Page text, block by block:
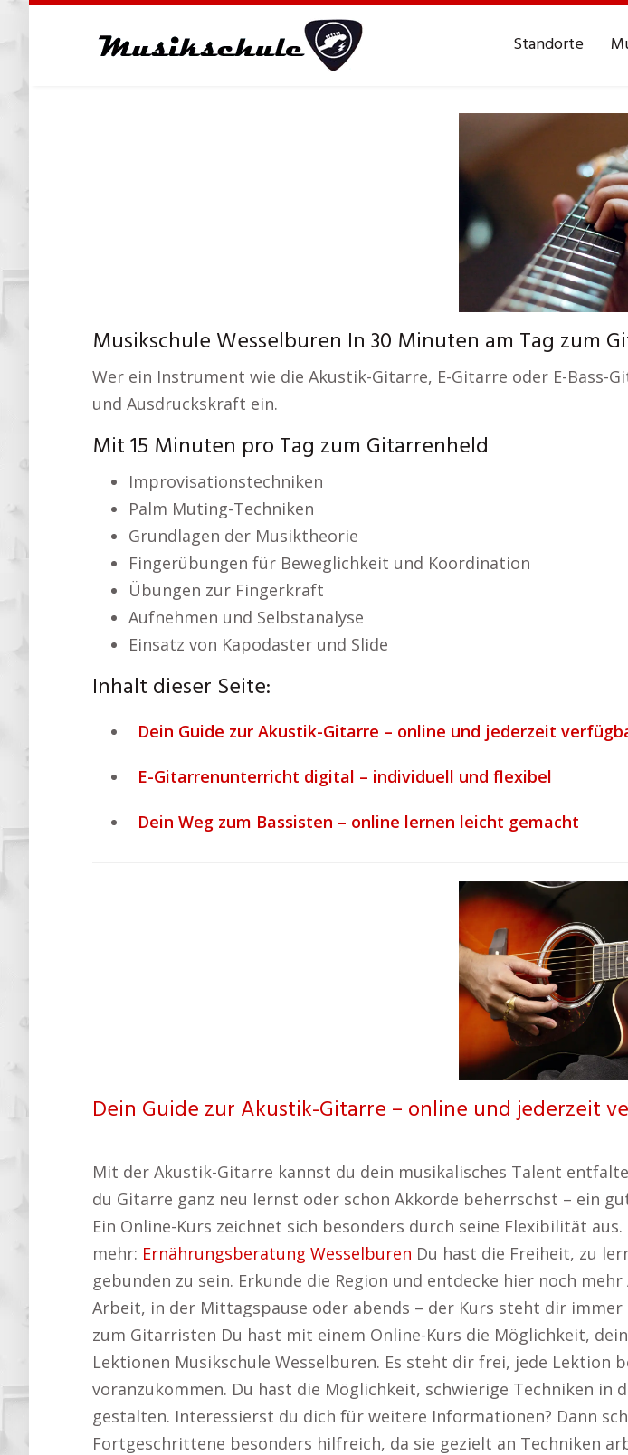
content
Standorte
Musikschule Wesselburen In 30 Minuten am Tag zum
Wer ein Instrument wie die Akustik-Gitarre, E-Gitarre oder E-
und Ausdruckskraft ein.
Mit 15 Minuten pro Tag zum Gitarrenheld
Improvisationstechniken
Palm Muting-Techniken
Grundlagen der Musiktheorie
Fingerübungen für Beweglichkeit und Koordination
Übungen zur Fingerkraft
Aufnehmen und Selbstanalyse
Einsatz von Kapodaster und Slide
Inhalt dieser Seite:
Dein Guide zur Akustik-Gitarre – online und jederzeit
E-Gitarrenunterricht digital – individuell und flexibel
Dein Weg zum Bassisten – online lernen leicht gemacht
Dein Guide zur Akustik-Gitarre – online und jederzeit
Mit der Akustik-Gitarre kannst du dein musikalisches Talent
du Gitarre ganz neu lernst oder schon Akkorde beherrschst – ein
Ein Online-Kurs zeichnet sich besonders durch seine Flexibilität
mehr: Ernährungsberatung Wesselburen Du hast die Freiheit, zu
gebunden zu sein. Erkunde die Region und entdecke hier noch mehr
Arbeit, in der Mittagspause oder abends – der Kurs steht dir
zum Gitarristen Du hast mit einem Online-Kurs die Möglichkeit,
Lektionen Musikschule Wesselburen. Es steht dir frei, jede Lektion
voranzukommen. Du hast die Möglichkeit, schwierige Techniken
gestalten. Interessierst du dich für weitere Informationen? Dann
Fortgeschrittene besonders hilfreich, da sie gezielt an Techniken